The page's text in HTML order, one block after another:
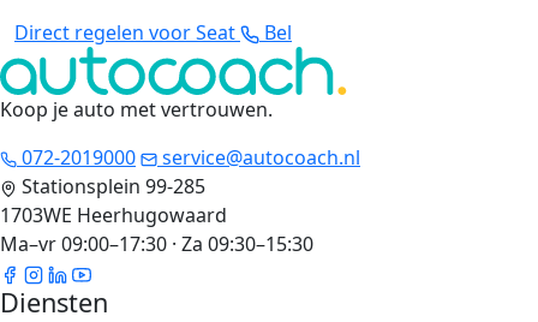
Direct regelen voor Seat
Bel
Koop je auto met vertrouwen.
072-2019000
service@autocoach.nl
Stationsplein 99-285
1703WE Heerhugowaard
Ma–vr 09:00–17:30 · Za 09:30–15:30
Diensten